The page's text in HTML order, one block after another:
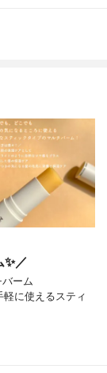
／
ーム
に使えるスティ